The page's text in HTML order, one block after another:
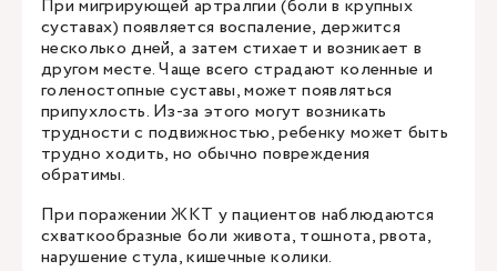
При мигрирующей артралгии (боли в крупных
суставах) появляется воспаление, держится
несколько дней, а затем стихает и возникает в
другом месте. Чаще всего страдают коленные и
голеностопные суставы, может появляться
припухлость. Из-за этого могут возникать
трудности с подвижностью, ребенку может быть
трудно ходить, но обычно повреждения
обратимы.
При поражении ЖКТ у пациентов наблюдаются
схваткообразные боли живота, тошнота, рвота,
нарушение стула, кишечные колики.